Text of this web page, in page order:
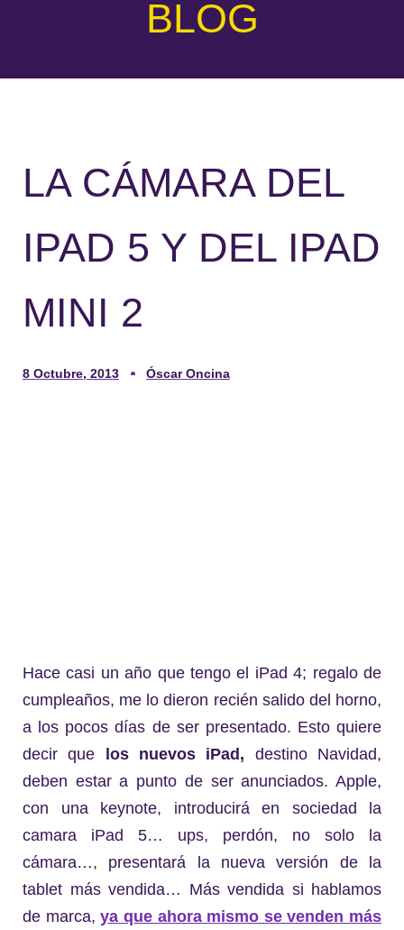
BLOG
LA CÁMARA DEL
IPAD 5 Y DEL IPAD
MINI 2
8 Octubre, 2013 Óscar Oncina
Hace casi un año que tengo el iPad 4; regalo de
cumpleaños, me lo dieron recién salido del horno,
a los pocos días de ser presentado. Esto quiere
decir que
los nuevos iPad, destino Navidad,
deben estar a punto de ser anunciados. Apple,
con una keynote, introducirá en sociedad la
camara iPad 5… ups, perdón, no solo la
cámara…, presentará la nueva versión de la
tablet más vendida… Más vendida si hablamos
de marca,ya que ahora mismo se venden más